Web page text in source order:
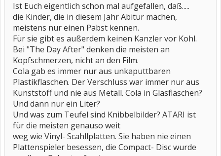
Ist Euch eigentlich schon mal aufgefallen, daß.....
die Kinder, die in diesem Jahr Abitur machen,
meistens nur einen Pabst kennen.
Für sie gibt es außerdem keinen Kanzler vor Kohl.
Bei "The Day After" denken die meisten an
Kopfschmerzen, nicht an den Film.
Cola gab es immer nur aus unkaputtbaren
Plastikflaschen. Der Verschluss war immer nur aus
Kunststoff und nie aus Metall. Cola in Glasflaschen?
Und dann nur ein Liter?
Und was zum Teufel sind Knibbelbilder? ATARI ist
für die meisten genauso weit
weg wie Vinyl- Scahllplatten. Sie haben nie einen
Plattenspieler besessen, die Compact- Disc wurde